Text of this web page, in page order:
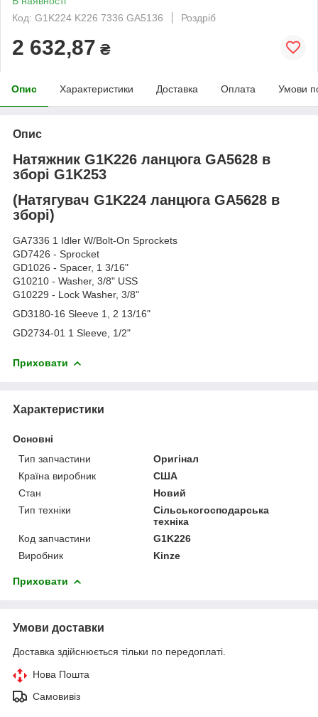
Код: G1K224 K226 7336 GA5136
Роздріб
2 632,87 ₴
Опис Характеристики Доставка Оплата Умови
Опис
Натяжник G1K226 ланцюга GA5628 в
зборі G1K253
(Натягувач G1K224 ланцюга GA5628 в
зборі)
GA7336 1 Idler W/Bolt-On Sprockets
GD7426 - Sprocket
GD1026 - Spacer, 1 3/16"
G10210 - Washer, 3/8" USS
G10229 - Lock Washer, 3/8"
GD3180-16 Sleeve 1, 2 13/16"
GD2734-01 1 Sleeve, 1/2"
Приховати
Характеристики
Основні
Тип запчастини
Оригінал
Країна виробник
США
Стан
Новий
Тип техніки
Сільськогосподарська
техніка
Код запчастини
G1K226
Виробник
Kinze
Приховати
Умови доставки
Доставка здійснюється тільки по передоплаті.
Нова Пошта
Самовивіз